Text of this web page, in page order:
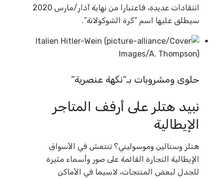
انتقادات عديدة، فاعتبارا من نهاية آذار/مارس 2020
سيطلق عليها اسم “كرة الشوكولاتة”.
حلوى ومشروبات بـ”نكهة عنصرية”
نبيد هتلر على أرفف المتاجر
الإيطالية
هتلر وستالين وموسوليني؟ تنتعش في الأسواق
الإيطالية التجارة القائمة على صور وأسماء مثيرة
للجدل لبعض المنتجات، لاسيما في الأماكن